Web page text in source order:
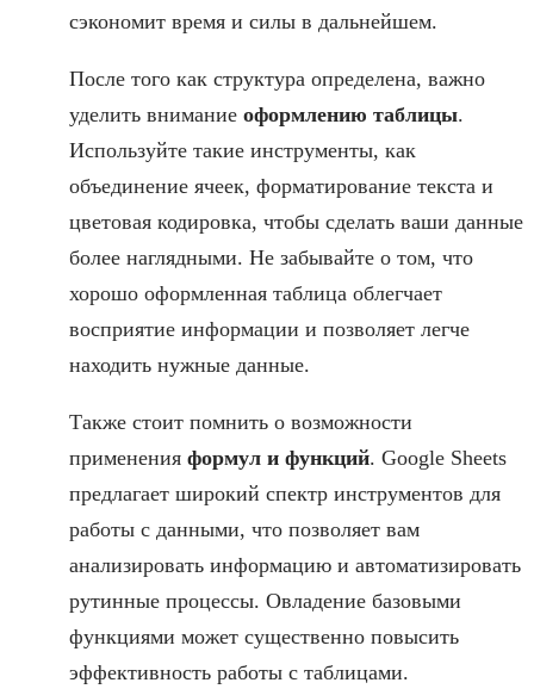
сэкономит время и силы в дальнейшем.
После того как структура определена, важно
уделить внимание оформлению таблицы.
Используйте такие инструменты, как
объединение ячеек, форматирование текста и
цветовая кодировка, чтобы сделать ваши данные
более наглядными. Не забывайте о том, что
хорошо оформленная таблица облегчает
восприятие информации и позволяет легче
находить нужные данные.
Также стоит помнить о возможности
применения формул и функций. Google Sheets
предлагает широкий спектр инструментов для
работы с данными, что позволяет вам
анализировать информацию и автоматизировать
рутинные процессы. Овладение базовыми
функциями может существенно повысить
эффективность работы с таблицами.